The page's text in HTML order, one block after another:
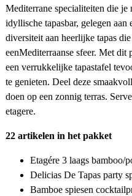
Mediterrane specialiteiten die je
idyllische tapasbar, gelegen aan
diversiteit aan heerlijke tapas
eenMediterraanse sfeer. Met dit
een verrukkelijke tapastafel
te genieten. Deel deze
doen op een zonnig terras.
etagere.
22 artikelen in het pakket
Etagére 3 laags bamboo/
Delicias De Tapas party
Bamboe spiesen